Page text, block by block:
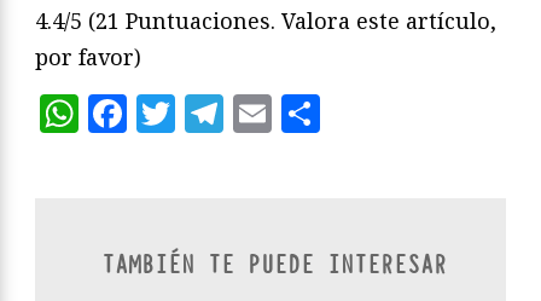
4.4/5 (21 Puntuaciones. Valora este artículo,
por favor)
WhatsApp
Facebook
Twitter
Telegram
Email
TAMBIÉN TE PUEDE INTERESAR